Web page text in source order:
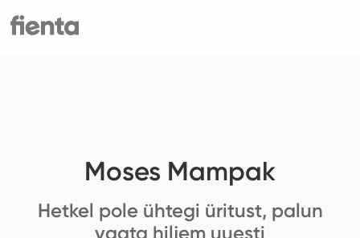
Moses Mampak
Hetkel pole ühtegi üritust, palun
vaata hiljem uuesti